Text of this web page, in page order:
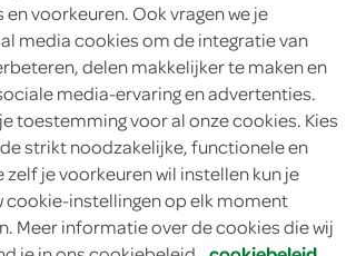
eenvoudig
20 min.
nagerecht/desserts,
voorkeuren. Ook vragen we je
media cookies om de integratie van
delen makkelijker te maken en
media-ervaring en advertenties.
toestemming voor al onze cookies. Kies
de strikt noodzakelijke, functionele en
je voorkeuren wil instellen kun je
cookie-instellingen op elk moment
Meer informatie over de cookies die wij